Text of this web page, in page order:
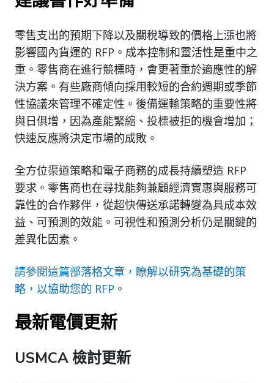
零售支出的預期下降以及關稅導致的價格上漲也將
影響國內貨運的 RFP。成本控制和靈活性是重中之
重。零售商在進行競標時，會更著重於適應性的解
決方案。有些廠商傾向採用較短的合約週期或季節
性協議來管理不確定性。後備運輸策略的重要性將
與日俱增，因為產能緊縮、投標被拒的機會增加；
快速反應將決定市場的成敗。
全方位渠道策略和電子商務的成長持續塑造 RFP
要求。零售商也在尋找能夠兼顧經濟實惠與服務可
靠性的合作夥伴，從超快傳送承諾轉變為具成本效
益、可預測的效能。可視性和預測分析仍是關鍵的
差異化因素。
請參閱這篇部落格文章，瞭解以研究為基礎的策
略，以協助您的 RFP 。
最新電價更新
USMCA 檢討更新